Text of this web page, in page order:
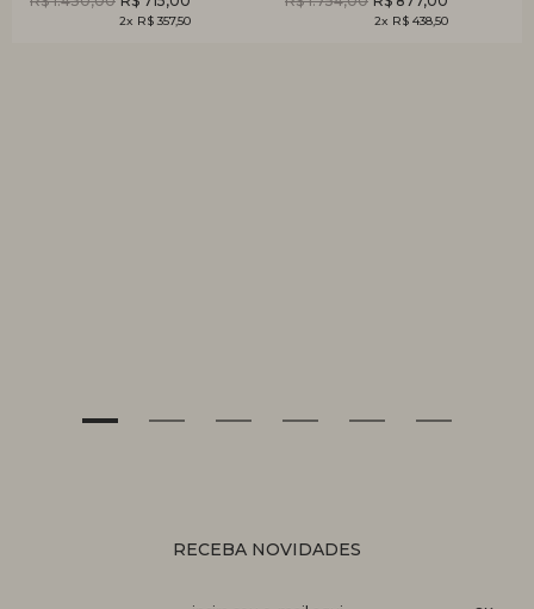
2x R$ 357,50 2x R$ 438,50
RECEBA NOVIDADES